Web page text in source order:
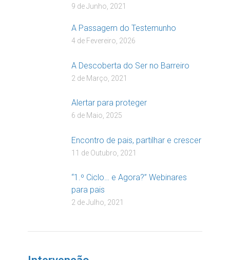
9 de Junho, 2021
A Passagem do Testemunho
4 de Fevereiro, 2026
A Descoberta do Ser no Barreiro
2 de Março, 2021
Alertar para proteger
6 de Maio, 2025
Encontro de pais, partilhar e crescer
11 de Outubro, 2021
“1.º Ciclo… e Agora?” Webinares
para pais
2 de Julho, 2021